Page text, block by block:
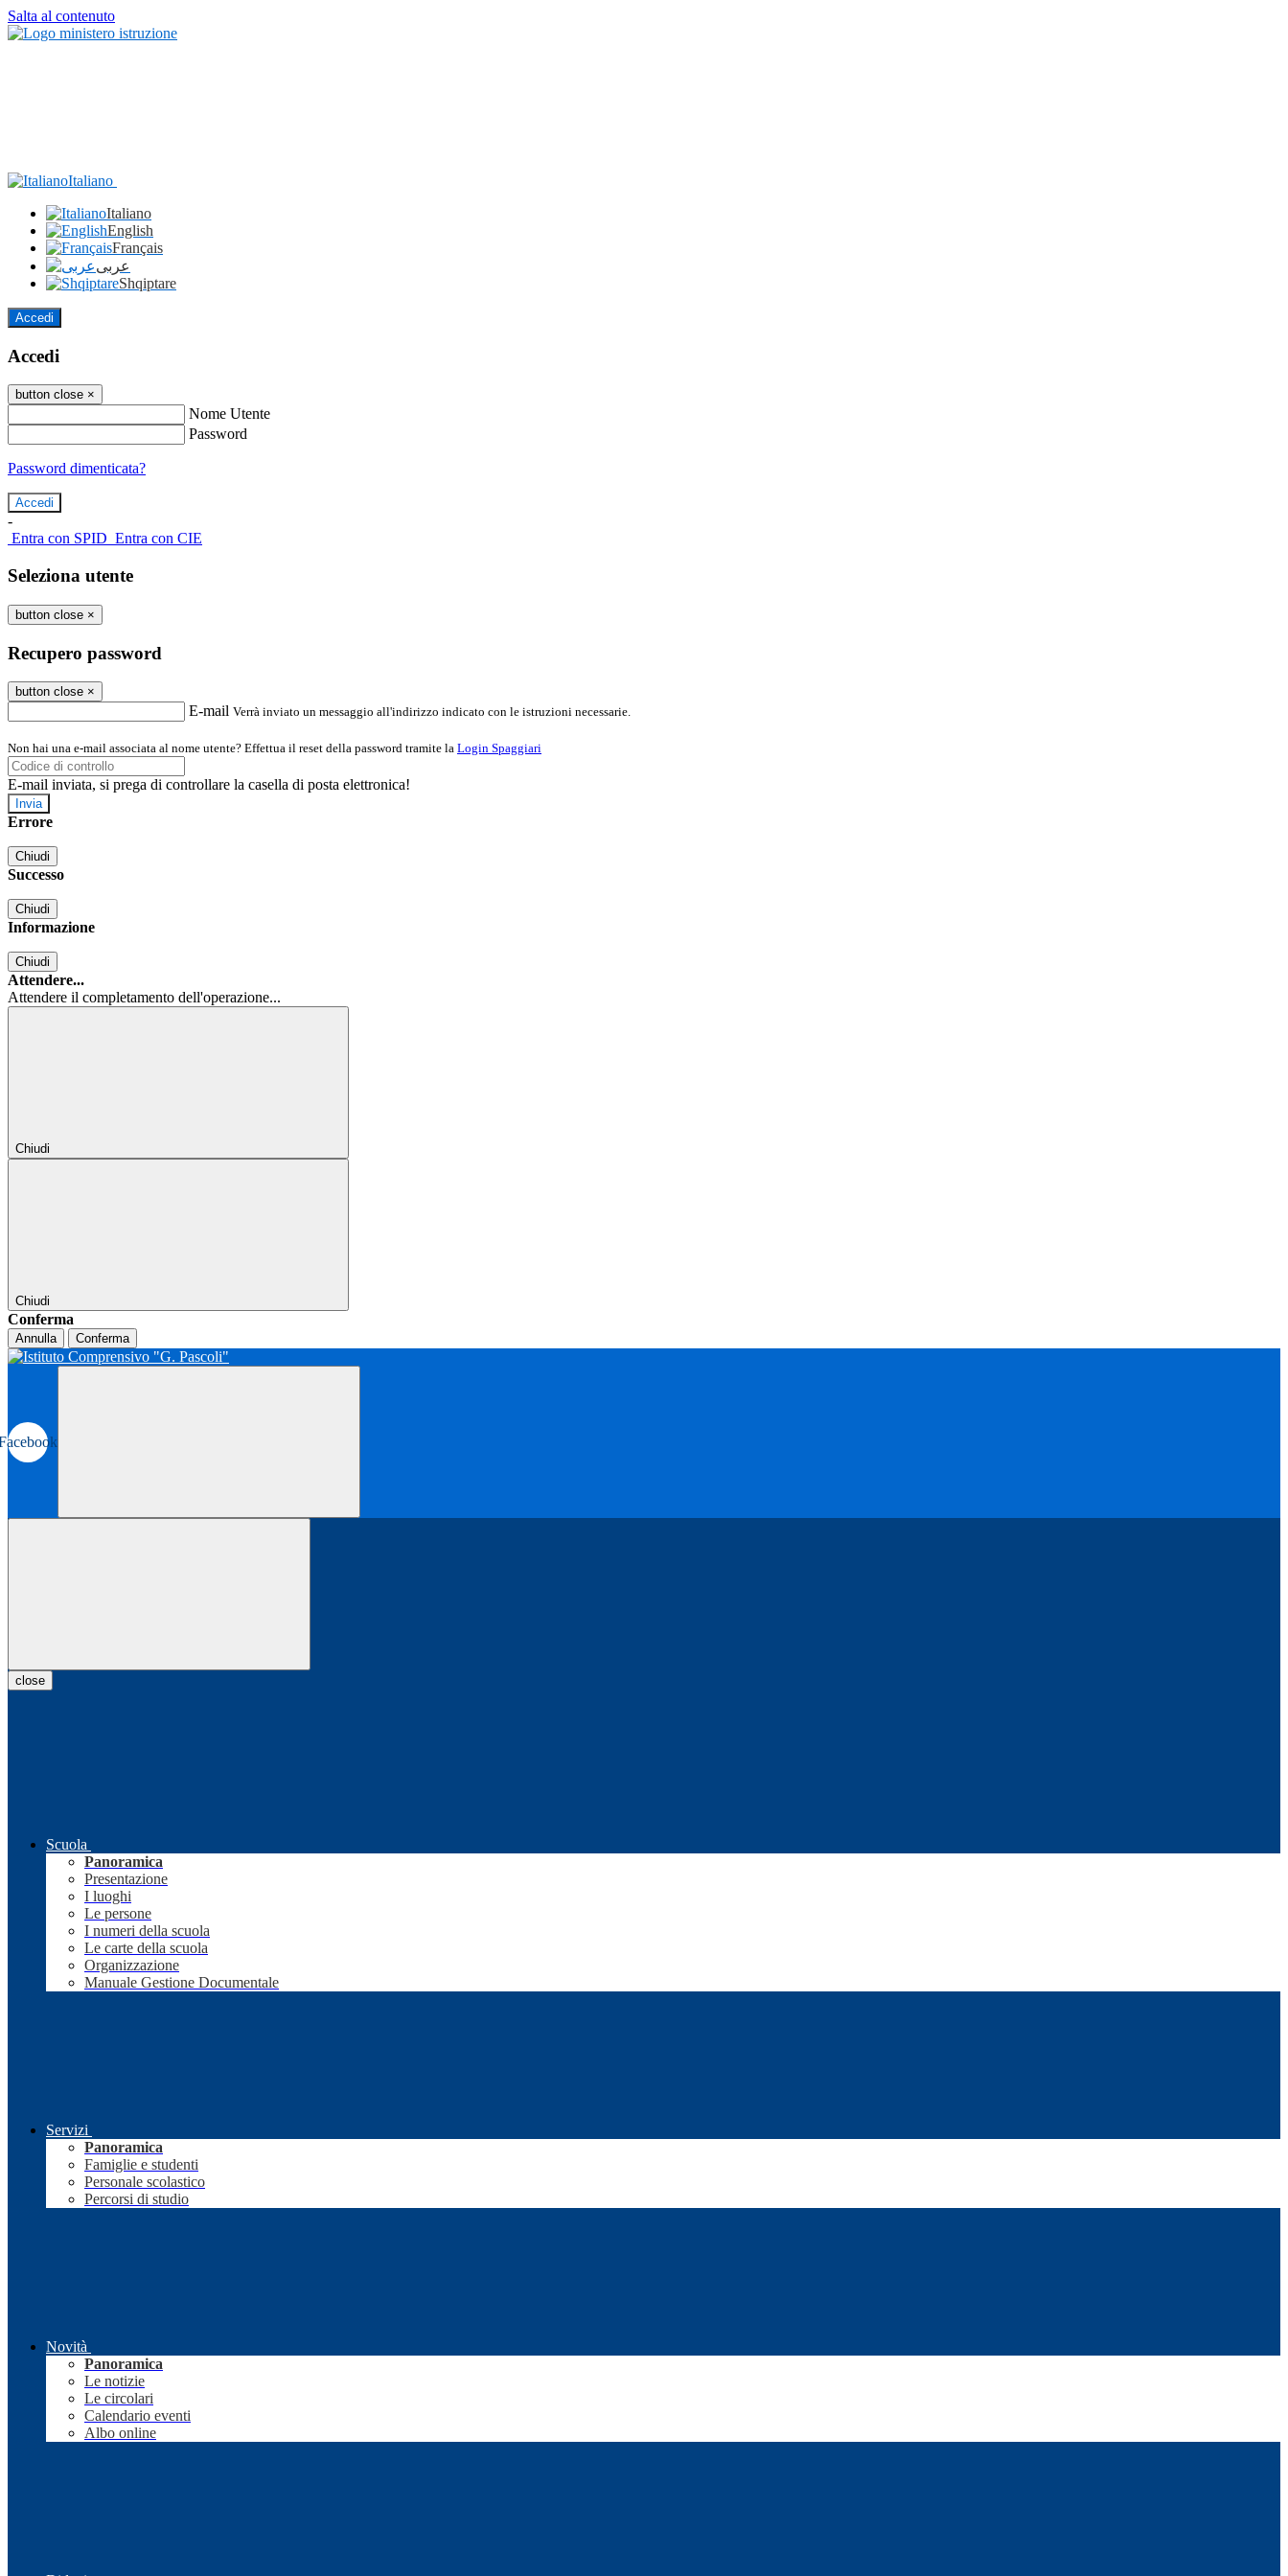
Salta al contenuto
Italiano
Italiano
English
Français
عربى
Shqiptare
Accedi
Accedi
button close ×
Nome Utente
Password
Password dimenticata?
-
Entra con SPID Entra con CIE
Seleziona utente
button close ×
Recupero password
button close ×
E-mail Verrà inviato un messaggio all'indirizzo indicato con le istruzioni necessarie.
Non hai una e-mail associata al nome utente? Effettua il reset della password tramite la Login Spaggiari
E-mail inviata, si prega di controllare la casella di posta elettronica!
Errore
Chiudi
Successo
Chiudi
Informazione
Chiudi
Attendere...
Attendere il completamento dell'operazione...
Chiudi
Chiudi
Conferma
Annulla Conferma
close
Scuola
Panoramica
Presentazione
I luoghi
Le persone
I numeri della scuola
Le carte della scuola
Organizzazione
Manuale Gestione Documentale
Servizi
Panoramica
Famiglie e studenti
Personale scolastico
Percorsi di studio
Novità
Panoramica
Le notizie
Le circolari
Calendario eventi
Albo online